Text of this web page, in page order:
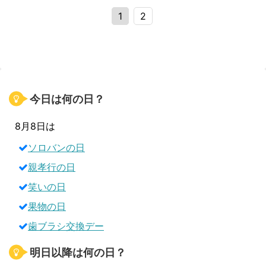
1 2
今日は何の日？
8月8日は
ソロバンの日
親孝行の日
笑いの日
果物の日
歯ブラシ交換デー
明日以降は何の日？